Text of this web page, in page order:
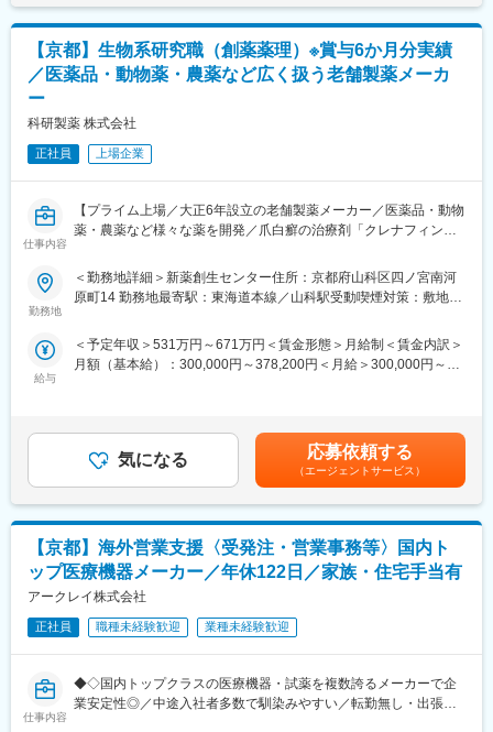
■アークレイグループについて
アークレイは、医療機器・体外診断用医薬品の開発・製造・販売
を行うグローバルメーカーです。糖尿病検査分野では国内トップ
クラスのシェアを誇り、現在は18カ国46拠点を展開。製品は世界
ます。安定した事業基盤のもと、管理部門も事業成長を支える重
要な役割を担っています。
変更の範囲：会社の定める業務
は下記になります。
・信頼性基準下の薬効薬理試験を実施あるいは指示監督し、完遂
する
・ＩＢ、ＣＴＤの薬理関連パートを執筆する
・開発品の臨床的位置づけを明確化する薬理試験を立案し遂行す
・研究開発計画書、試験報告書などの文書を作成する
・他部署と協議し、プロジェクトの開発戦略策定に主体的に関わ
る
■戦略・ビジョン：
最先端の製品で、『最優』の成果をつくる。世界に存在感を示す
レナフィン」を、現在はアジアを中心に海外展開しています。
同社の前身は大正9年に設立された理化学研究所。その頃から受け
継がれた真摯で探究心旺盛な風土は今でも変わることはありませ
変更の範囲：会社の定める業務
【京都】生物系研究職（創薬薬理）※賞与6か月分実績
／医薬品・動物薬・農薬など広く扱う老舗製薬メーカ
ー
科研製薬 株式会社
正社員 上場企業
仕事内容
【プライム上場／大正6年設立の老舗製薬メーカー／医薬品・動物
薬・農薬など様々な薬を開発／爪白癬の治療剤「クレナフィン」
■求人概要：
当社は1948年に財団法人理化学研究所を前身として設立された研
究開発型の製薬企業です。日本初の外用爪白癬治療剤「クレナフ
ニークな製品の提供を通して、患者さんのクオリティ・オブ・ラ
イフの向上に努め、人々がより良い人生を送るウェルビーイング
■担当業務：
重点領域（免疫・炎症、感染症、神経）を中心にアンメットメデ
ィカルニーズの高い疾患に対する創薬プロジェクトを創出し、薬
理リーダーとしてプロジェクトを牽引することを目的に下記業務
に従事して頂きます。
・創薬のアイデアを具現化し、提案してプロジェクト化させる
・in vitro及びin vivo薬効評価系を構築する
・薬理試験を実施又は指示・監督し、結果の解釈及び今後の計画
を立案する
・研究開発計画書、試験報告書などの文書を作成する
■戦略・ビジョン：
勤務地
＜勤務地詳細＞新薬創生センター住所：京都府山科区四ノ宮南河
原町14 勤務地最寄駅：東海道本線／山科駅受動喫煙対策：敷地内
給与
＜予定年収＞531万円～671万円＜賃金形態＞月給制＜賃金内訳＞
月額（基本給）：300,000円～378,200円＜月給＞300,000円～
※2021年度：6ヶ月分） 賃金はあくまでも目安の金額であり、選
考を通じて上下する可能性があります。月給(月額)は固定手当を含
気になる 応募依頼する
（エージェントサービス）
【京都】海外営業支援〈受発注・営業事務等〉国内ト
ップ医療機器メーカー／年休122日／家族・住宅手当有
アークレイ株式会社
正社員 職種未経験歓迎 業種未経験歓迎
仕事内容
◆◇国内トップクラスの医療機器・試薬を複数誇るメーカーで企
業安定性◎／中途入社者多数で馴染みやすい／転勤無し・出張無